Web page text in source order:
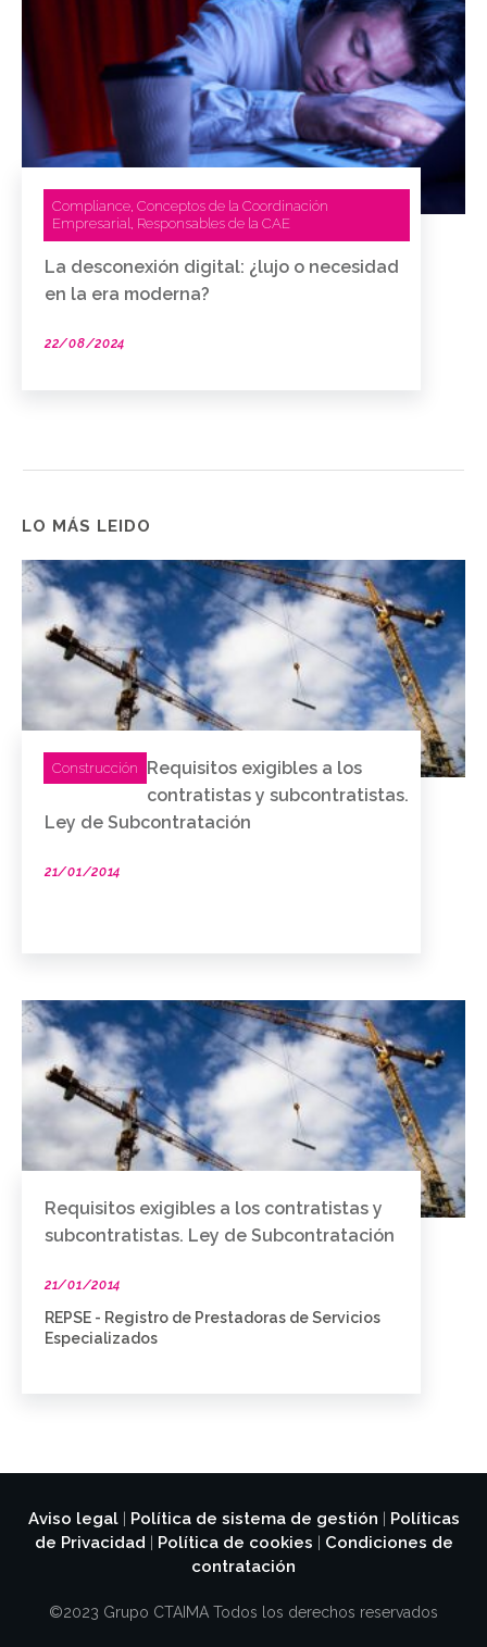
Compliance, Conceptos de la Coordinación
Empresarial, Responsables de la CAE
La desconexión digital: ¿lujo o necesidad
en la era moderna?
22/08/2024
LO MÁS LEIDO
Construcción
Requisitos exigibles a los
contratistas y subcontratistas.
Ley de Subcontratación
21/01/2014
Requisitos exigibles a los contratistas y
subcontratistas. Ley de Subcontratación
21/01/2014
REPSE - Registro de Prestadoras de Servicios
Especializados
Aviso legal| Política de sistema de gestión
Políticas
de Privacidad
Política de cookies
Condiciones de
contratación
©2023 Grupo CTAIMA Todos los derechos reservados